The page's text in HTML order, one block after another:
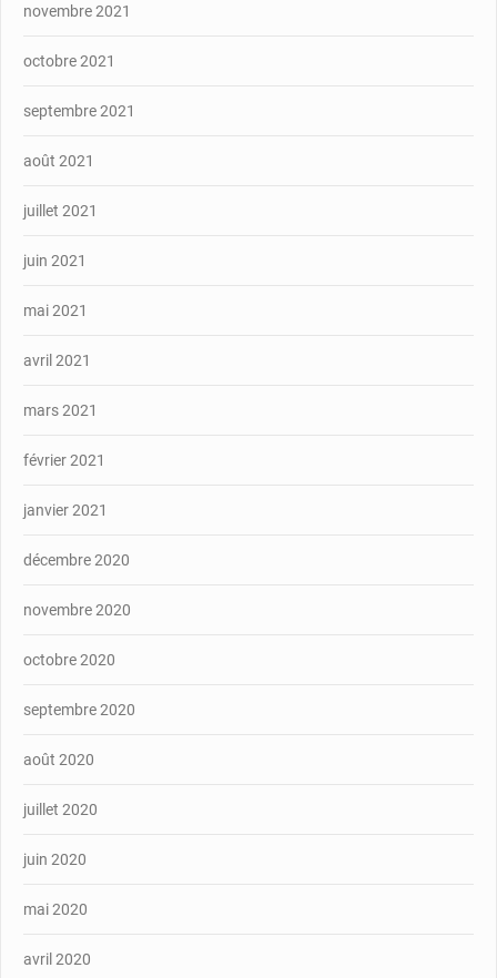
novembre 2021
octobre 2021
septembre 2021
août 2021
juillet 2021
juin 2021
mai 2021
avril 2021
mars 2021
février 2021
janvier 2021
décembre 2020
novembre 2020
octobre 2020
septembre 2020
août 2020
juillet 2020
juin 2020
mai 2020
avril 2020